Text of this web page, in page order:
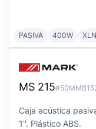
PASIVA 400W
MS 215
Caja acústica
1''. Plástico ABS.